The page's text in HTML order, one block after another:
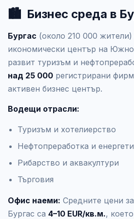
🏙️ Бизнес среда в
Бургас (около 210 000
икономически център на
развит туризъм и
над 25 000 регистрирани
активен бизнес център.
Водещи отрасли:
Туризъм и хотелиерство
Нефтопреработка и
Рибарство и аквакултури
Търговия
Офис наеми: Средните цени
Бургас са 4–10 EUR/кв.м.,